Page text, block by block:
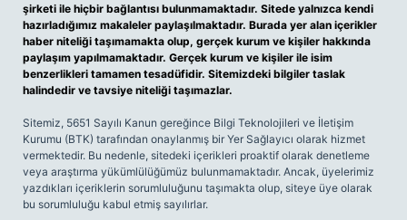
şirketi ile hiçbir bağlantısı bulunmamaktadır. Sitede yalnızca kendi
hazırladığımız makaleler paylaşılmaktadır. Burada yer alan içerikler
haber niteliği taşımamakta olup, gerçek kurum ve kişiler hakkında
paylaşım yapılmamaktadır. Gerçek kurum ve kişiler ile isim
benzerlikleri tamamen tesadüfidir. Sitemizdeki bilgiler taslak
halindedir ve tavsiye niteliği taşımazlar.
Sitemiz, 5651 Sayılı Kanun gereğince Bilgi Teknolojileri ve İletişim
Kurumu (BTK) tarafından onaylanmış bir Yer Sağlayıcı olarak hizmet
vermektedir. Bu nedenle, sitedeki içerikleri proaktif olarak denetleme
veya araştırma yükümlülüğümüz bulunmamaktadır. Ancak, üyelerimiz
yazdıkları içeriklerin sorumluluğunu taşımakta olup, siteye üye olarak
bu sorumluluğu kabul etmiş sayılırlar.